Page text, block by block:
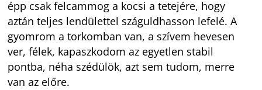
épp csak felcammog a kocsi a tetejére, hogy
aztán teljes lendülettel száguldhasson lefelé. A
gyomrom a torkomban van, a szívem hevesen
ver, félek, kapaszkodom az egyetlen stabil
pontba, néha szédülök, azt sem tudom, merre
van az előre.